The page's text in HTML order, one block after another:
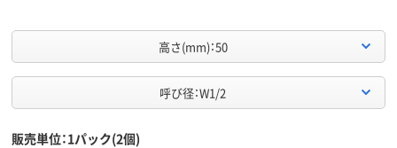
高さ(mm)：50
呼び径：W1/2
販売単位：1パック(2個)